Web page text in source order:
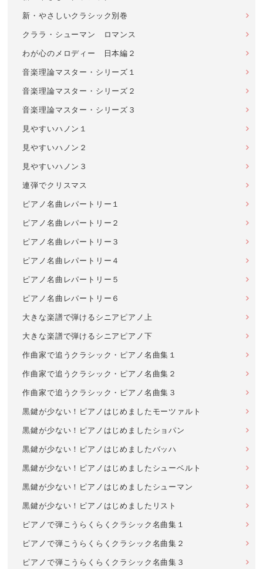
新・やさしいクラシック別巻
クララ・シューマン ロマンス
わが心のメロディー 日本編２
音楽理論マスター・シリーズ１
音楽理論マスター・シリーズ２
音楽理論マスター・シリーズ３
見やすいハノン１
見やすいハノン２
見やすいハノン３
連弾でクリスマス
ピアノ名曲レパートリー１
ピアノ名曲レパートリー２
ピアノ名曲レパートリー３
ピアノ名曲レパートリー４
ピアノ名曲レパートリー５
ピアノ名曲レパートリー６
大きな楽譜で弾けるシニアピアノ上
大きな楽譜で弾けるシニアピアノ下
作曲家で追うクラシック・ピアノ名曲集１
作曲家で追うクラシック・ピアノ名曲集２
作曲家で追うクラシック・ピアノ名曲集３
黒鍵が少ない！ピアノはじめましたモーツァルト
黒鍵が少ない！ピアノはじめましたショパン
黒鍵が少ない！ピアノはじめましたバッハ
黒鍵が少ない！ピアノはじめましたシューベルト
黒鍵が少ない！ピアノはじめましたシューマン
黒鍵が少ない！ピアノはじめましたリスト
ピアノで弾こうらくらくクラシック名曲集１
ピアノで弾こうらくらくクラシック名曲集２
ピアノで弾こうらくらくクラシック名曲集３